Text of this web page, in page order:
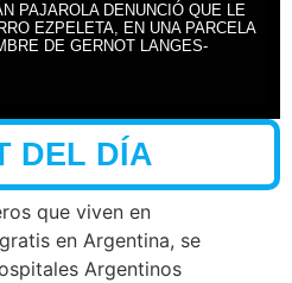
PAJAROLA DENUNCIÓ QUE LE
EZPELETA, EN UNA PARCELA
DE GERNOT LANGES-
DEL DÍA
que viven en
en Argentina, se
Argentinos